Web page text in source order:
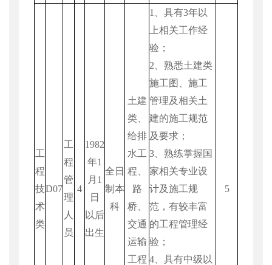
工
程
技
术
类
D07
工
程
管
理
人
员
4
1982
年1
月 1
日
以后
出生
全日
制本
科
土建
类、
给排
水工
程、
路
桥、
交通
运输
工程
1 、具有3年以
上相关工作经
验；
2 、熟悉土建类
施工图、施工
管理及相关土
建的施工规范
及要求；
3 、熟练掌握国
家相关专业设
计及施工规
范，有较丰富
的工程管理经
验；
4 、具有中级以
5